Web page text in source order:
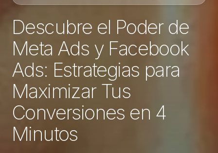
Descubre el Poder de
Meta Ads y Facebook
Ads: Estrategias para
Maximizar Tus
Conversiones en 4
Minutos